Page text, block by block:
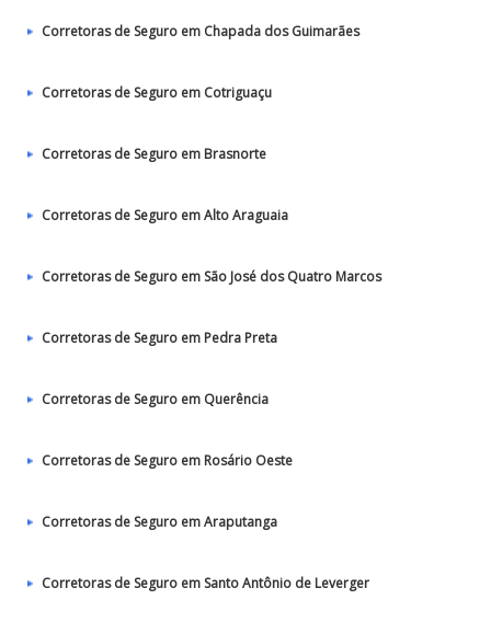
Corretoras de Seguro em Chapada dos Guimarães
Corretoras de Seguro em Cotriguaçu
Corretoras de Seguro em Brasnorte
Corretoras de Seguro em Alto Araguaia
Corretoras de Seguro em São José dos Quatro Marcos
Corretoras de Seguro em Pedra Preta
Corretoras de Seguro em Querência
Corretoras de Seguro em Rosário Oeste
Corretoras de Seguro em Araputanga
Corretoras de Seguro em Santo Antônio de Leverger